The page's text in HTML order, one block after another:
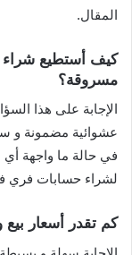
المقال.
كيف أستطيع شراء
مسروقة؟
الإجابة على هذا
عشوائية مضمونة و
في حالة ما واجهة
لشراء حسابات فري
كم تقدر أسعار